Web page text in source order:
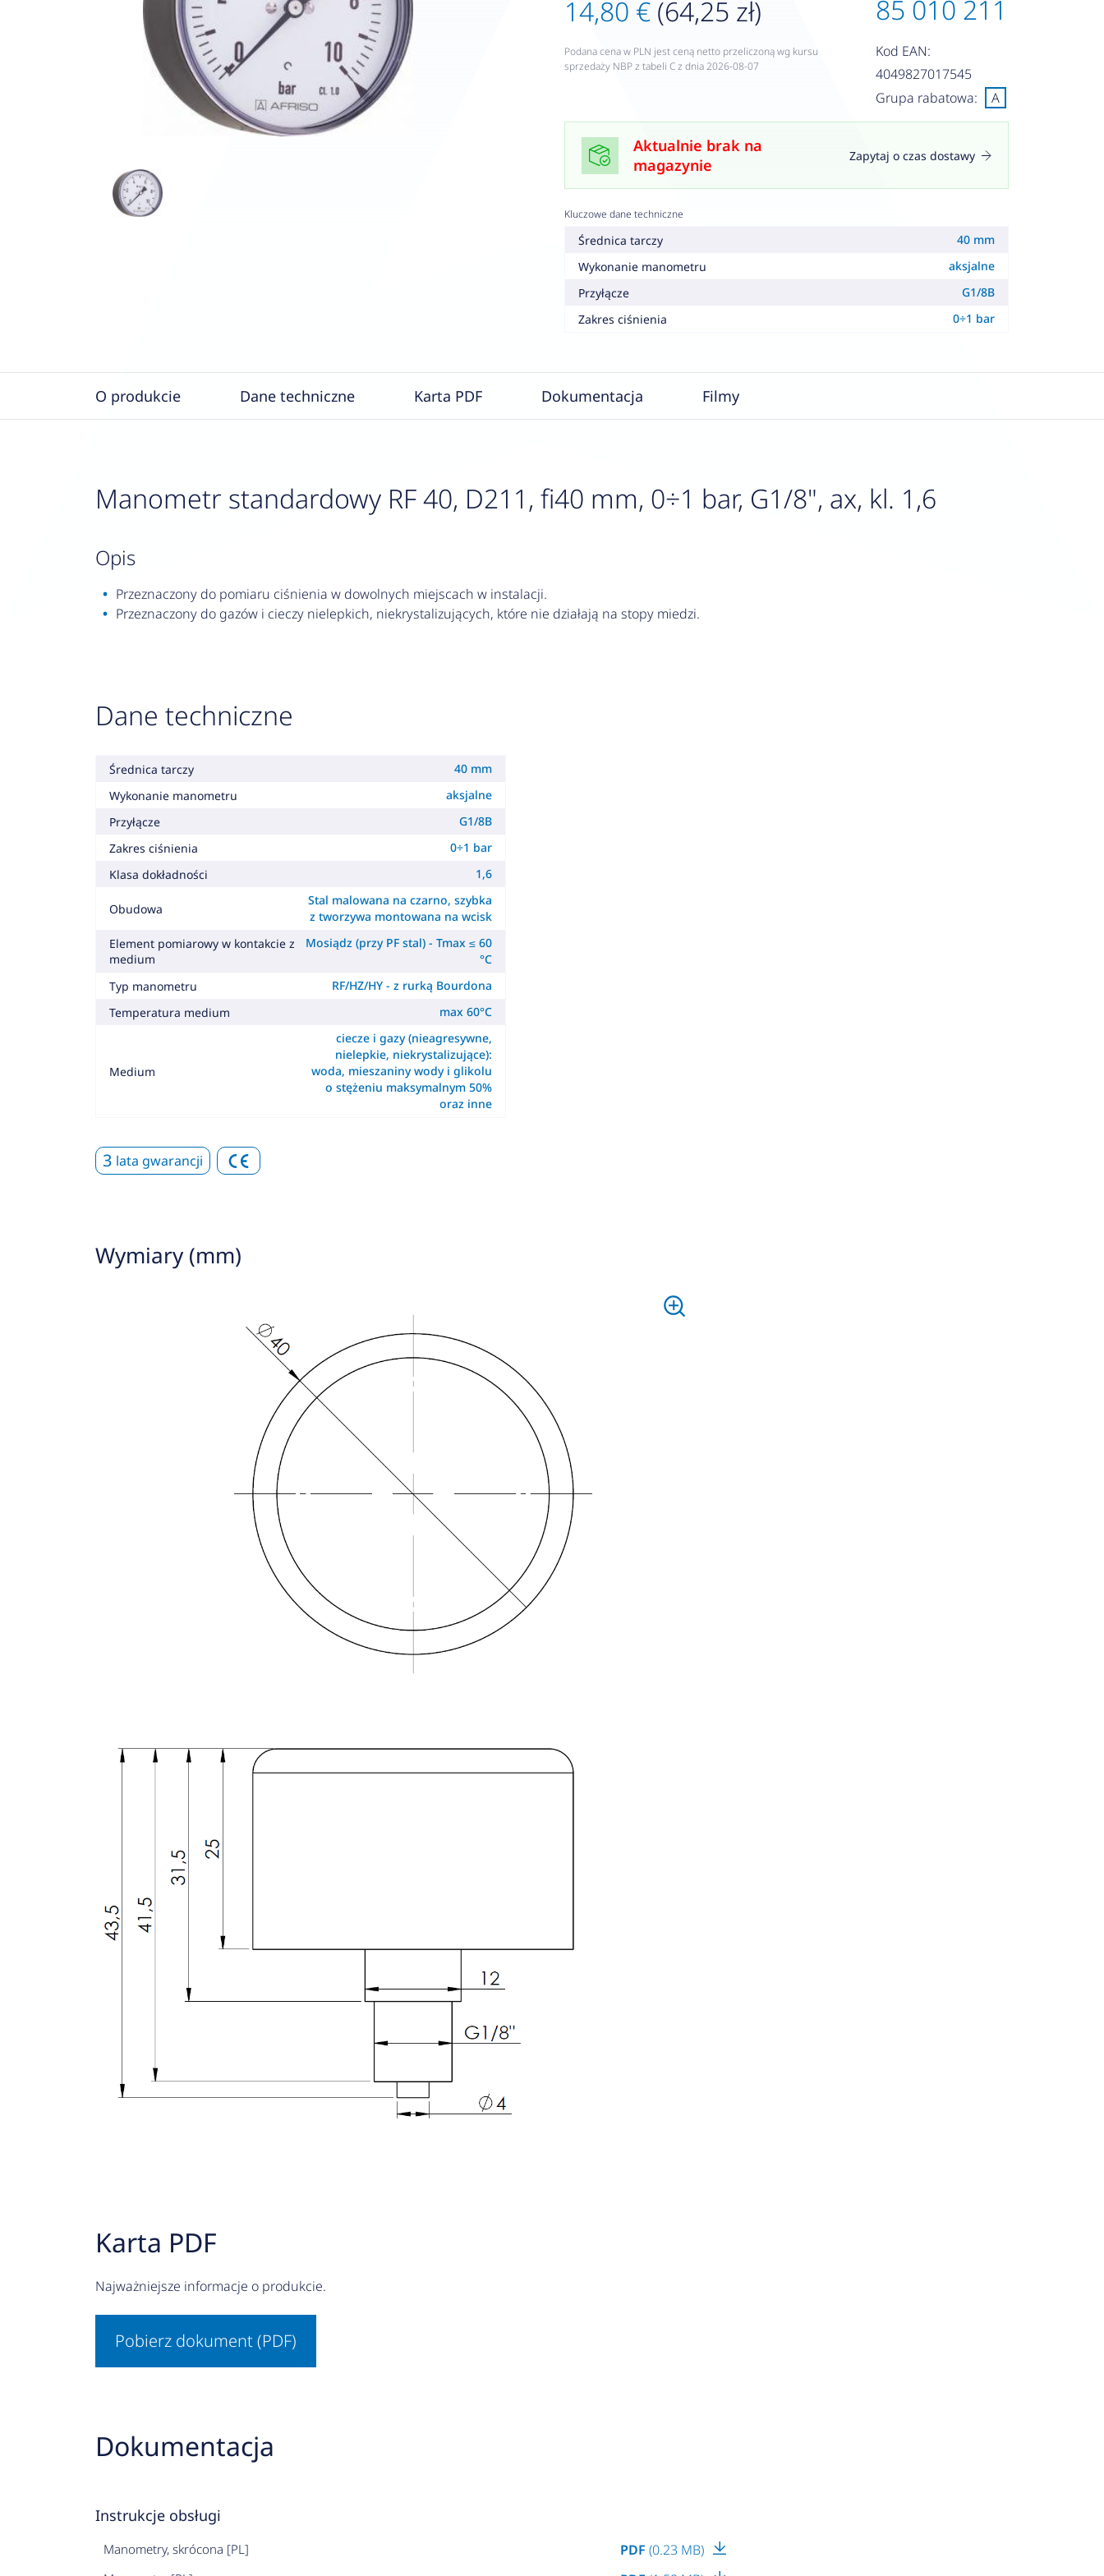
14,80 € (64,25 zł)
Podana cena w PLN jest ceną netto przeliczoną wg kursu
sprzedaży NBP z tabeli C z dnia 2026-08-07
85 010 211
Kod EAN:
4049827017545
Grupa rabatowa:
A
Aktualnie brak na
magazynie
Zapytaj o czas dostawy
Kluczowe dane techniczne
Średnica tarczy
40 mm
Wykonanie manometru
aksjalne
Przyłącze
G1/8B
Zakres ciśnienia
0÷1 bar
O produkcie Dane techniczne Karta PDF Dokumentacja Filmy
Manometr standardowy RF 40, D211, fi40 mm, 0÷1 bar, G1/8", ax, kl. 1,6
opis
Przeznaczony do pomiaru ciśnienia w dowolnych miejscach w instalacji.
Przeznaczony do gazów i cieczy nielepkich, niekrystalizujących, które nie działają na stopy miedzi.
Dane techniczne
Średnica tarczy
40 mm
Wykonanie manometru
aksjalne
Przyłącze
G1/8B
Zakres ciśnienia
0÷1 bar
Klasa dokładności
1,6
Obudowa
Stal malowana na czarno, szybka
z tworzywa montowana na wcisk
Element pomiarowy w kontakcie z
medium
Mosiądz (przy PF stal) - Tmax ≤ 60
°C
Typ manometru
RF/HZ/HY - z rurką Bourdona
Temperatura medium
max 60°C
Medium
ciecze i gazy (nieagresywne,
nielepkie, niekrystalizujące):
woda, mieszaniny wody i glikolu
o stężeniu maksymalnym 50%
oraz inne
3 lata gwarancji
Wymiary (mm)
Karta PDF
Najważniejsze informacje o produkcie.
Pobierz dokument (PDF)
Dokumentacja
Instrukcje obsługi
Manometry, skrócona [PL] PDF (0.23 MB)